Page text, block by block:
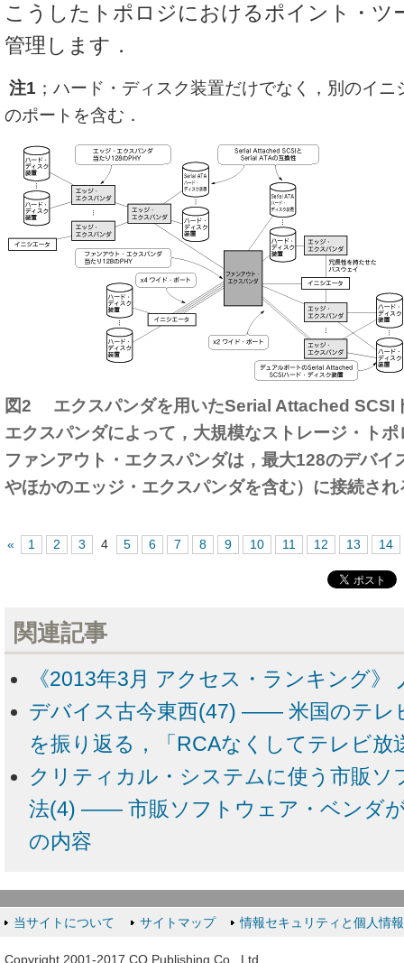
こうしたトポロジにおけるポイント・ツ
管理します．
注1 ；ハード・ディスク装置だけでなく，別のイ
のポートを含む．
図2 エクスパンダを用いたSerial Attached SCSI
エクスパンダによって，大規模なストレージ・ト
ファンアウト・エクスパンダは，最大128のデバイ
やほかのエッジ・エクスパンダを含む）に接続され
« 1 2 3 4 5 6 7 8 9 10 11 12 13 14
関連記事
《2013年3月 アクセス・ランキング》
デバイス古今東西(47) ―― 米国のテレ
を振り返る，「RCAなくしてテレビ放
クリティカル・システムに使う市販ソ
法(4) ―― 市販ソフトウェア・ベンダ
の内容
当サイトについて サイトマップ 情報セキュリティと個人情
Copyright 2001-2017 CQ Publishing Co., Ltd.